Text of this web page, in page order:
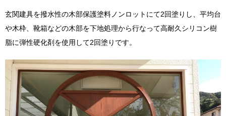
玄関建具を撥水性の木部保護塗料ノンロットにて2回塗りし、平均台
や木枠、靴箱などの木部を下地処理から行なって高耐久シリコン樹
脂に弾性硬化剤を使用して2回塗りです。